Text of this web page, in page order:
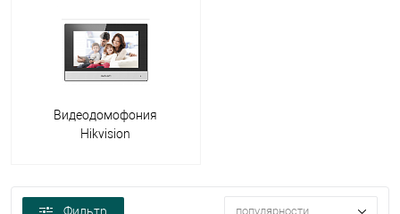
Видеодомофония
Hikvision
популярности